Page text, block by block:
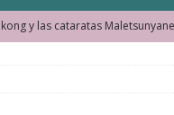
y las cataratas